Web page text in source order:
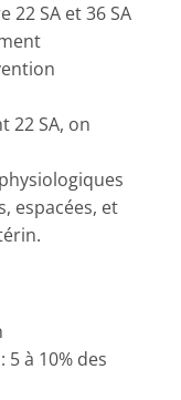
SA et 36 SA
22 SA, on
espacées, et
à 10% des